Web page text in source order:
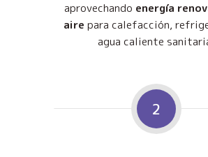
aprovechando energía
aire para calefacción,
agua caliente
2